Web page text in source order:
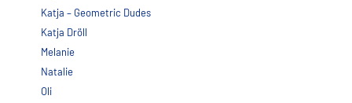
Katja – Geometric Dudes
Katja Dröll
Melanie
Natalie
Oli